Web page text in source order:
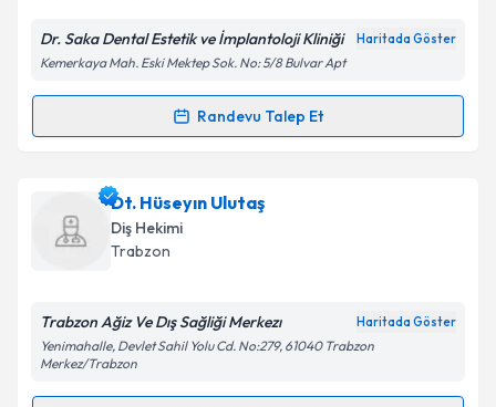
Kişisel verilerimin işlenmesine ilişkin
Aydınlatma
Metni'ni okudum ve kişisel verilerimin belirtilen
kapsamda işlenmesini kabul ediyorum.
Dr. Saka Dental Estetik ve İmplantoloji Kliniği Haritada Göster
Kemerkaya Mah. Eski Mektep Sok. No: 5/8 Bulvar Apt
Randevu Talep Et
Randevu Takvimi Talebi
Dr. Dt. Muhammet Sakaiçin randevu takvimi talebi
oluşturun. Size bu uzmandan randevu almanız için bir
takvim hazırlandığında e-posta ile bilgilendireceğiz.
Kişisel verilerimin işlenmesine ilişkinAydınlatma
Dt. Hüseyın Ulutaş
Diş Hekimi
Trabzon
Trabzon Ağiz Ve Dış Sağliği Merkezı Haritada Göster
Yenimahalle, Devlet Sahil Yolu Cd. No:279, 61040 Trabzon
Merkez/Trabzon